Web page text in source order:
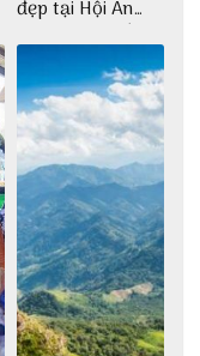
đẹp tại Hội An
cho dân nghiện
sống ảo